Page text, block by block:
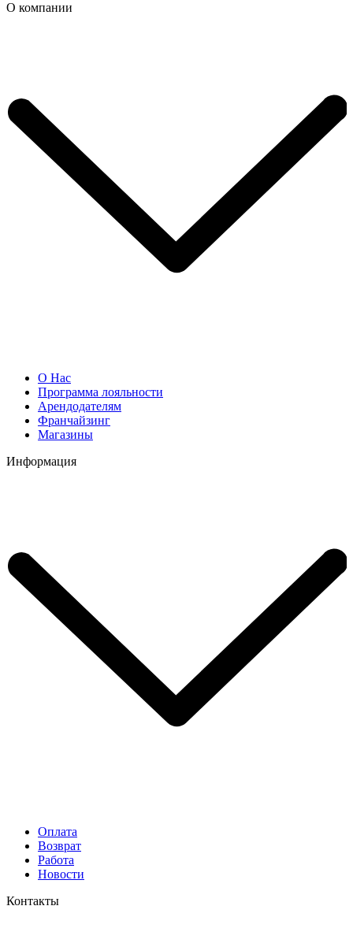
О компании
О Нас
Программа лояльности
Арендодателям
Франчайзинг
Магазины
Информация
Оплата
Возврат
Работа
Новости
Контакты